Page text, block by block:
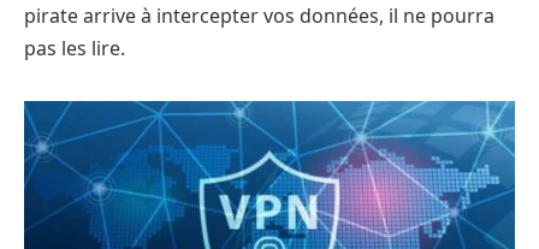
pirate arrive à intercepter vos données, il ne pourra
pas les lire.